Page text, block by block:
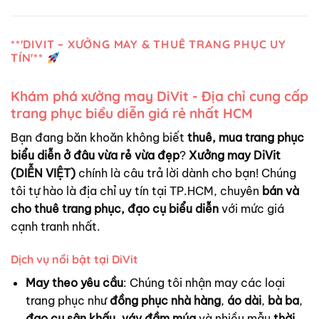
**'DIVIT – XƯỞNG MAY & THUÊ TRANG PHỤC UY
TÍN'**
Khám phá xưởng may DiVit - Địa chỉ cung cấp
trang phục biểu diễn giá rẻ nhất HCM
Bạn đang băn khoăn không biết thuê, mua trang phục
biểu diễn ở đâu vừa rẻ vừa đẹp? Xưởng may DiVit
(DIỄN VIỆT) chính là câu trả lời dành cho bạn! Chúng
tôi tự hào là địa chỉ uy tín tại TP.HCM, chuyên bán và
cho thuê trang phục, đạo cụ biểu diễn với mức giá
cạnh tranh nhất.
Dịch vụ nổi bật tại DiVit
May theo yêu cầu: Chúng tôi nhận may các loại
trang phục như đồng phục nhà hàng, áo dài, bà ba,